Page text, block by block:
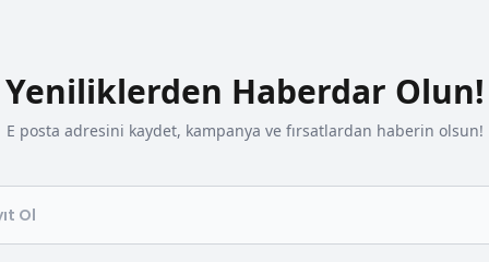
Yeniliklerden Haberdar Olun!
E posta adresini kaydet, kampanya ve fırsatlardan haberin olsun!